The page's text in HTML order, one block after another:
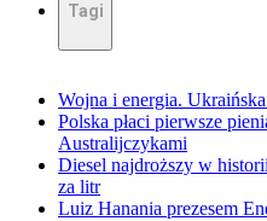
Tagi
Wojna i energia.
Polska płaci pierwsze
Australijczykami
Diesel najdroższy w
za litr
Luiz Hanania prezesem